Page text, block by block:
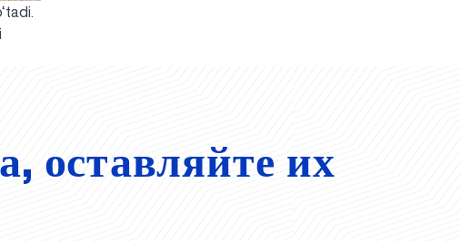
оставляйте их